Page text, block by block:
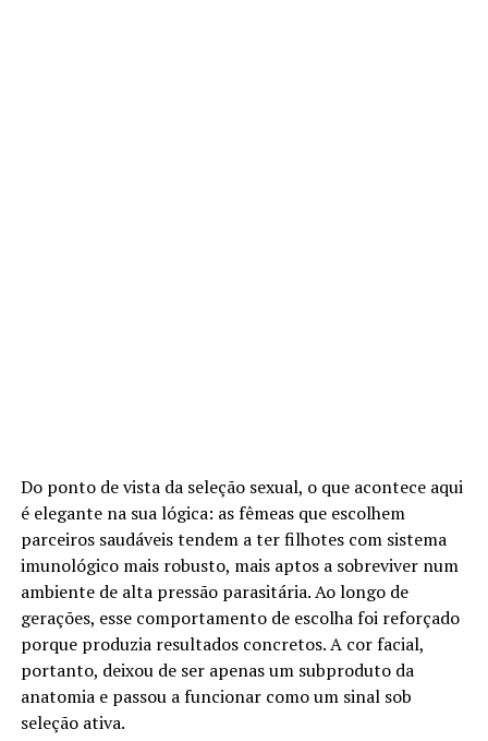
Do ponto de vista da seleção sexual, o que acontece aqui
é elegante na sua lógica: as fêmeas que escolhem
parceiros saudáveis tendem a ter filhotes com sistema
imunológico mais robusto, mais aptos a sobreviver num
ambiente de alta pressão parasitária. Ao longo de
gerações, esse comportamento de escolha foi reforçado
porque produzia resultados concretos. A cor facial,
portanto, deixou de ser apenas um subproduto da
anatomia e passou a funcionar como um sinal sob
seleção ativa.